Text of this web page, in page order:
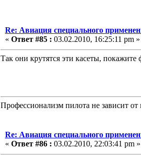
Re: Авиация специального
« Ответ #85 : 03.02.2010, 16:25:11 pm »
Так они крутятся эти касеты,
Профессионализм пилота не зависит
Re: Авиация специального
« Ответ #86 : 03.02.2010, 22:03:41 pm »